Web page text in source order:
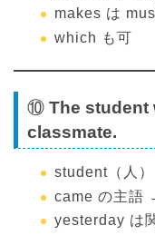
makes は
which も可
⑩ The student
classmate.
student（人）
came の主語
yesterday は